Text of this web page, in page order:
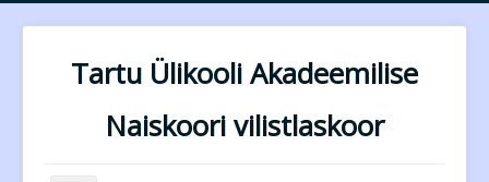
Tartu Ülikooli Akadeemilise
Naiskoori vilistlaskoor